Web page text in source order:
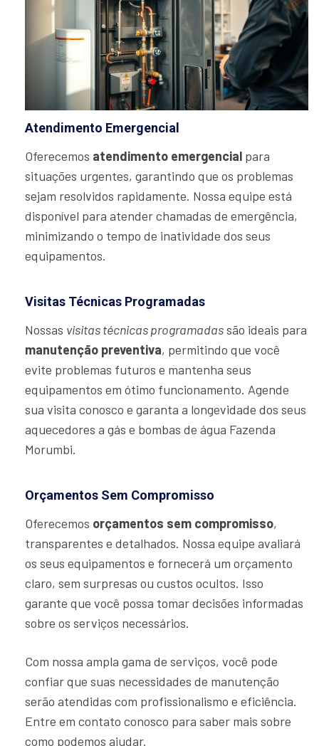
Atendimento Emergencial
Oferecemos atendimento emergencial para
situações urgentes, garantindo que os problemas
sejam resolvidos rapidamente. Nossa equipe está
disponível para atender chamadas de emergência,
minimizando o tempo de inatividade dos seus
equipamentos.
Visitas Técnicas Programadas
Nossas visitas técnicas programadassão ideais para
manutenção preventiva, permitindo que você
evite problemas futuros e mantenha seus
equipamentos em ótimo funcionamento. Agende
sua visita conosco e garanta a longevidade dos seus
aquecedores a gás e bombas de água Fazenda
Morumbi.
Orçamentos Sem Compromisso
Oferecemos orçamentos sem compromisso,
transparentes e detalhados. Nossa equipe avaliará
os seus equipamentos e fornecerá um orçamento
claro, sem surpresas ou custos ocultos. Isso
garante que você possa tomar decisões informadas
sobre os serviços necessários.
Com nossa ampla gama de serviços, você pode
confiar que suas necessidades de manutenção
serão atendidas com profissionalismo e eficiência.
Entre em contato conosco para saber mais sobre
como podemos ajudar.